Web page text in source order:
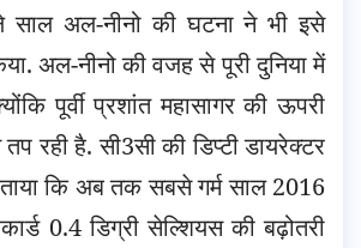
साल अल-नीनो की घटना ने भी इसे
अल-नीनो की वजह से पूरी दुनिया में
पूर्वी प्रशांत महासागर की ऊपरी
रही है. सी3सी की डिप्टी डायरेक्टर
कि अब तक सबसे गर्म साल 2016
0.4 डिग्री सेल्शियस की बढ़ोतरी